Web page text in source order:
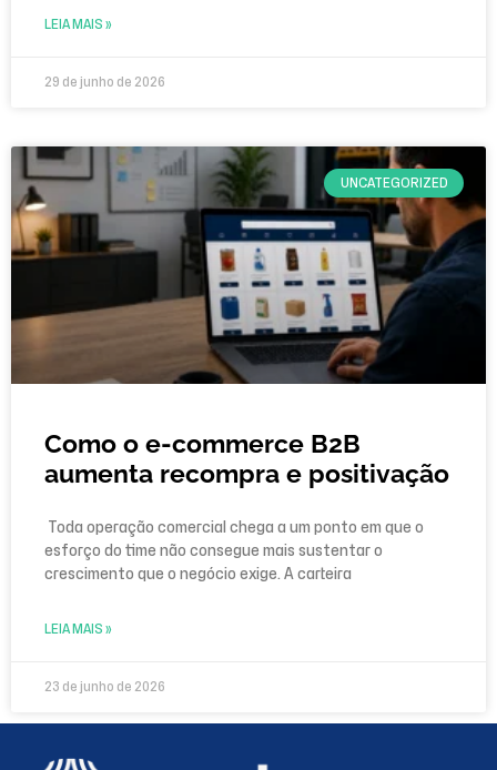
LEIA MAIS »
29 de junho de 2026
UNCATEGORIZED
Como o e-commerce B2B
aumenta recompra e positivação
Toda operação comercial chega a um ponto em que o
esforço do time não consegue mais sustentar o
crescimento que o negócio exige. A carteira
LEIA MAIS »
23 de junho de 2026